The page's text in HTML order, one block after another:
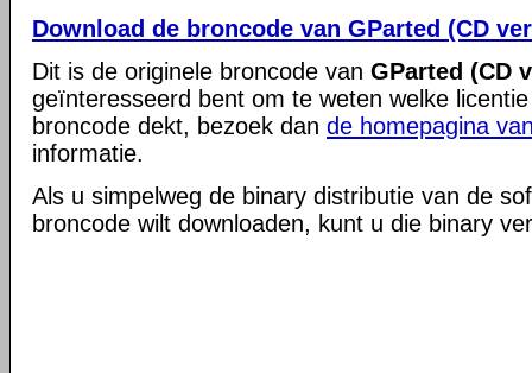
Download de broncode van GParted (CD
Dit is de originele broncode van GParted (CD
geïnteresseerd bent om te weten welke
broncode dekt, bezoek dan de homepagina
informatie.
Als u simpelweg de binary distributie van de
broncode wilt downloaden, kunt u die binary